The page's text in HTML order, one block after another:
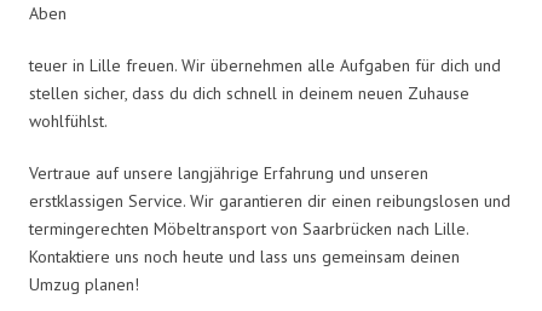
Aben
teuer in Lille freuen. Wir übernehmen alle Aufgaben für dich und
stellen sicher, dass du dich schnell in deinem neuen Zuhause
wohlfühlst.
Vertraue auf unsere langjährige Erfahrung und unseren
erstklassigen Service. Wir garantieren dir einen reibungslosen und
termingerechten Möbeltransport von Saarbrücken nach Lille.
Kontaktiere uns noch heute und lass uns gemeinsam deinen
Umzug planen!